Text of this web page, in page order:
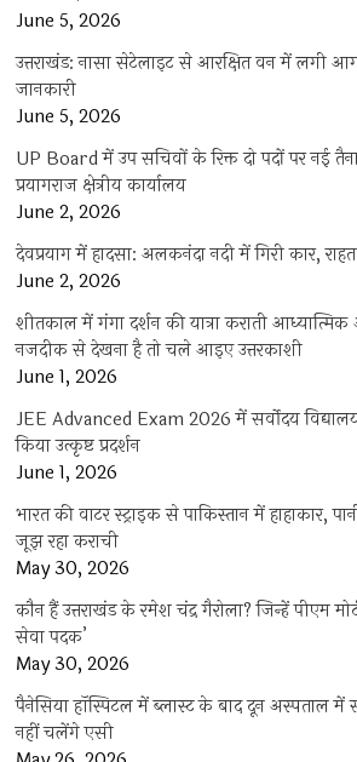
June 5, 2026
उत्तराखंड: नासा सेटेलाइट से आरक्षित वन में लगी
जानकारी
June 5, 2026
UP Board में उप सचिवों के रिक्त दो पदों पर नई
प्रयागराज क्षेत्रीय कार्यालय
June 2, 2026
देवप्रयाग में हादसा: अलकनंदा नदी में गिरी कार,
June 2, 2026
शीतकाल में गंगा दर्शन की यात्रा कराती
नजदीक से देखना है तो चले आइए उत्तरकाशी
June 1, 2026
JEE Advanced Exam 2026 में सर्वोदय
किया उत्कृष्ट प्रदर्शन
June 1, 2026
भारत की वाटर स्ट्राइक से पाकिस्तान में हाहाकार,
जूझ रहा कराची
May 30, 2026
कौन हैं उत्तराखंड के रमेश चंद्र गैरोला? जिन्हें पीएम मोदी
सेवा पदक’
May 30, 2026
पैनेसिया हॉस्पिटल में ब्लास्ट के बाद दून अस्पताल में
नहीं चलेंगे एसी